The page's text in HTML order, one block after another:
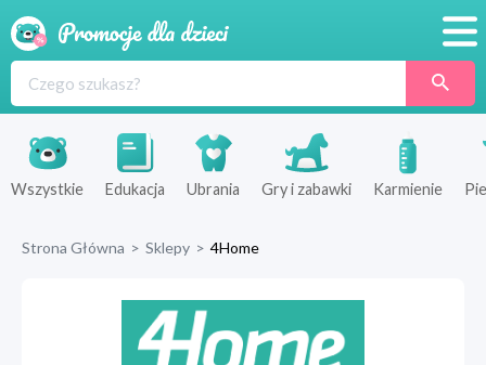
Produkty
Sklepy
Wszystkie Edukacja Ubrania Gry i zabawki Karmienie
Strona Główna > Sklepy > 4Home